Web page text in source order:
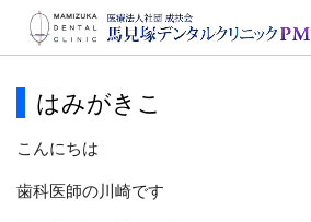
はみがきこ
こんにちは
歯科医師の川崎です